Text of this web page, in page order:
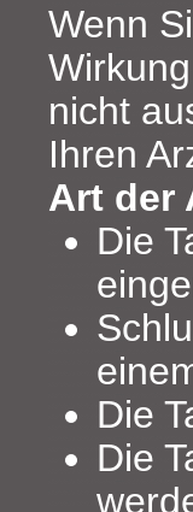
Wenn
nicht
Ihren
Art der
Die
Die
Die